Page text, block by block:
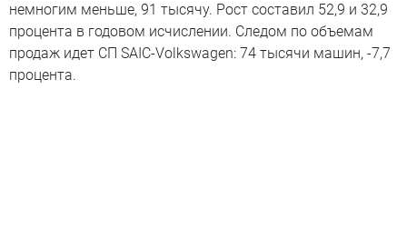
немногим меньше, 91 тысячу. Рост составил 52,9 и 32,9
процента в годовом исчислении. Следом по объемам
продаж идет СП SAIC-Volkswagen: 74 тысячи машин, -7,7
процента.